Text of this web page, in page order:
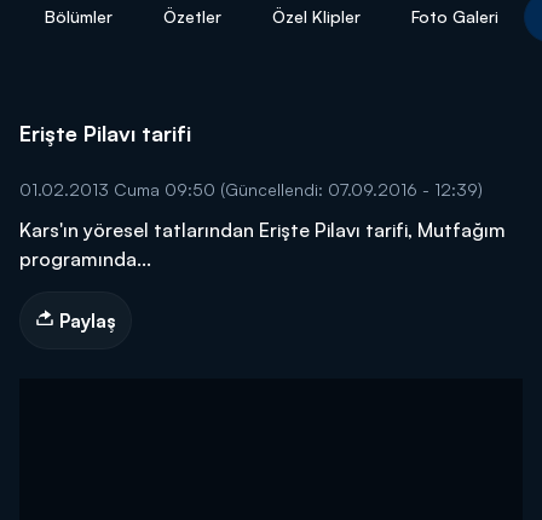
Bölümler Özetler Özel Klipler Foto Galeri
Erişte Pilavı tarifi
01.02.2013 Cuma 09:50 (Güncellendi: 07.09.2016 - 12:39)
Kars'ın yöresel tatlarından Erişte Pilavı tarifi, Mutfağım
programında...
Paylaş